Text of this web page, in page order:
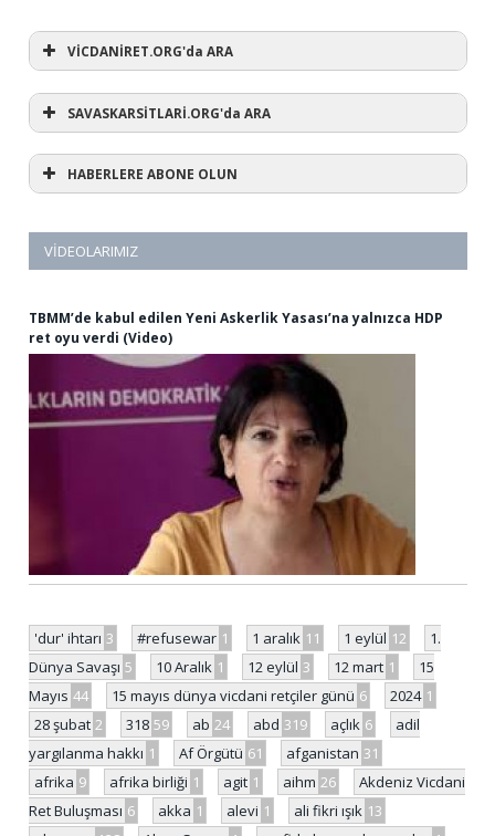
VİCDANİRET.ORG'da ARA
SAVASKARSİTLARİ.ORG'da ARA
HABERLERE ABONE OLUN
VIDEOLARIMIZ
TBMM’de kabul edilen Yeni Askerlik Yasası’na yalnızca HDP
ret oyu verdi (Video)
'dur' ihtarı 3 #refusewar 1 1 aralık 11 1 eylül 12
1.
Dünya Savaşı 5 10 Aralık 1 12 eylül 3 12 mart 1
15
Mayıs 44 15 mayıs dünya vicdani retçiler günü 6 2024 1
28 şubat 2 318 59 ab 24 abd 319 açlık 6
adil
yargılanma hakkı 1 Af Örgütü 61 afganistan 31
afrika 9 afrika birliği 1 agit 1 aihm 26
Akdeniz Vicdani
Ret Buluşması 6 akka 1 alevi 1 ali fikri ışık 13